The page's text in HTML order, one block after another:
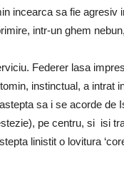
sa fie
intr-un ghem
Federer lasa
instinctual, a
sa i se acorde de
pe centru, si isi
linistit o lovitura